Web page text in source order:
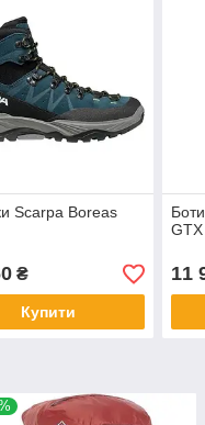
Scarpa Boreas
₴
Купити
11